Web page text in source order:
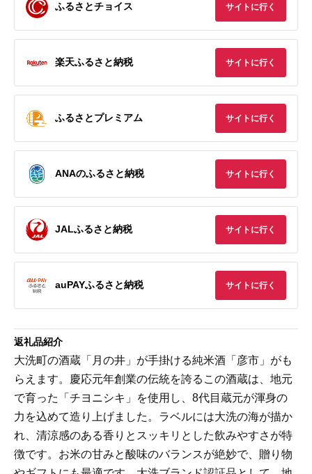
ふるさとチョイス サイトに行く
楽天ふるさと納税 サイトに行く
ふるさとプレミアム サイトに行く
ANAのふるさと納税 サイトに行く
JALふるさと納税 サイトに行く
auPAYふるさと納税 サイトに行く
返礼品紹介
大洗町の酒蔵「月の井」が手掛ける純米酒「彦市」がも
らえます。慶応元年創業の伝統を誇るこの酒蔵は、地元
で育った「チヨニシキ」を使用し、8代目蔵元が渾身の
力を込めて造り上げました。ラベルには大洗の海が描か
れ、清涼感のある香りとスッキリとした飲みやすさが特
徴です。お米の甘みと酸味のバランスが絶妙で、贈り物